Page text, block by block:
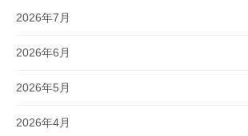
2026年7月
2026年6月
2026年5月
2026年4月